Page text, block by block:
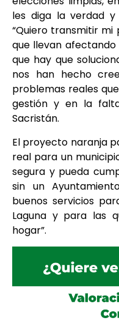
les diga la verdad
“Quiero transmitir
que llevan
que hay que
nos han hecho
problemas reales
gestión y en la
Sacristán.
El proyecto naranja
real para un
segura y pueda
sin un
buenos servicios
Laguna y para las
hogar”.